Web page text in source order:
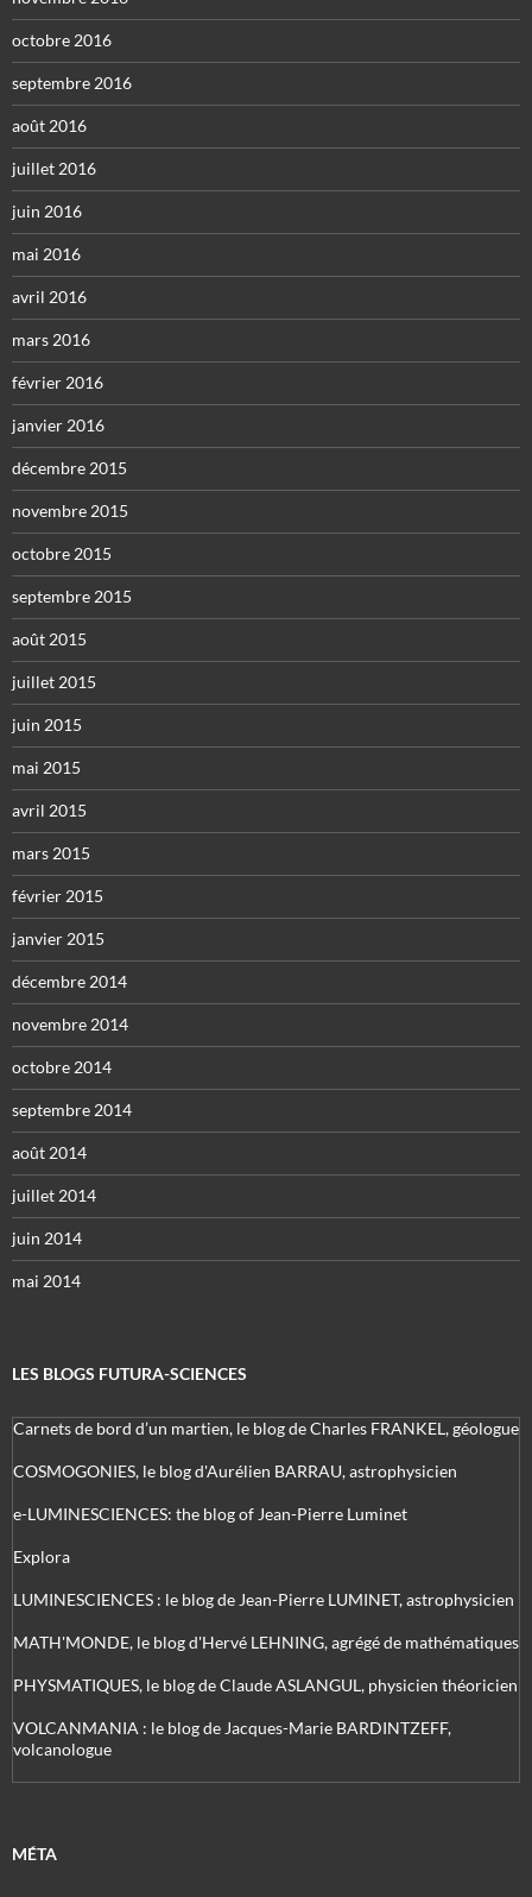
octobre 2016
septembre 2016
août 2016
juillet 2016
juin 2016
mai 2016
avril 2016
mars 2016
février 2016
janvier 2016
décembre 2015
novembre 2015
octobre 2015
septembre 2015
août 2015
juillet 2015
juin 2015
mai 2015
avril 2015
mars 2015
février 2015
janvier 2015
décembre 2014
novembre 2014
octobre 2014
septembre 2014
août 2014
juillet 2014
juin 2014
mai 2014
LES BLOGS FUTURA-SCIENCES
Carnets de bord d’un martien, le blog de Charles FRANKEL, géologue
COSMOGONIES, le blog d'Aurélien BARRAU, astrophysicien
e-LUMINESCIENCES: the blog of Jean-Pierre Luminet
Explora
LUMINESCIENCES : le blog de Jean-Pierre LUMINET, astrophysicien
MATH'MONDE, le blog d'Hervé LEHNING, agrégé de mathématiques
PHYSMATIQUES, le blog de Claude ASLANGUL, physicien théoricien
VOLCANMANIA : le blog de Jacques-Marie BARDINTZEFF,
volcanologue
MÉTA